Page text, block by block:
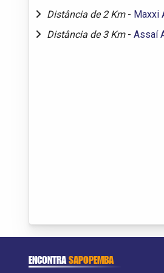
Distância de 2 Km - Maxxi
Distância de 3 Km - Assaí
ENCONTRASAPOPEMBA